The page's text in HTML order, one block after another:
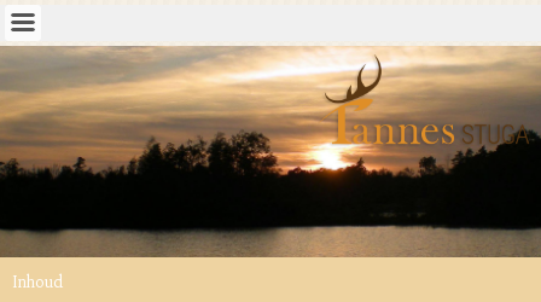
Inhoud